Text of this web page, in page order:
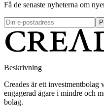
Få de senaste nyheterna om
Beskrivning
Creades är ett
engagerad ägare i mindre och
bolag.